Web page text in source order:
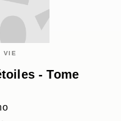
VIE
- Tome